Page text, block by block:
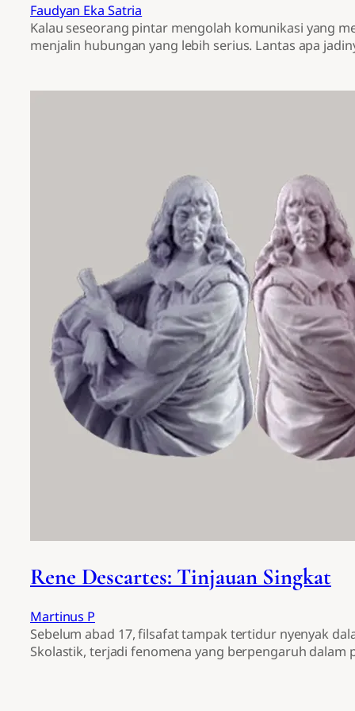
Faudyan Eka Satria
Kalau seseorang pintar mengolah komunikasi yang
menjalin hubungan yang lebih serius. Lantas apa
Rene Descartes: Tinjauan Singkat
Martinus P
Sebelum abad 17, filsafat tampak tertidur nyenyak
Skolastik, terjadi fenomena yang berpengaruh dalam